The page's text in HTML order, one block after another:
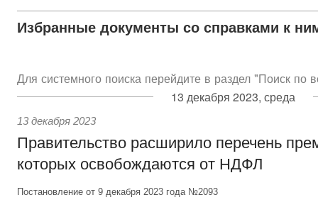
Избранные документы со справками к
Для системного поиска перейдите в раздел "Поиск по
13 декабря 2023, среда
13 декабря 2023
Правительство расширило перечень
которых освобождаются от НДФЛ
Постановление от 9 декабря 2023 года №2093